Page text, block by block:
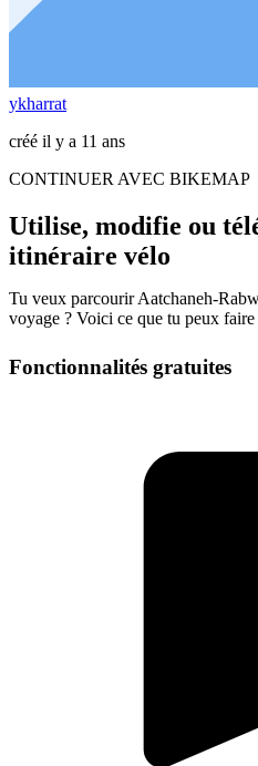
ykharrat
créé il y a 11 ans
CONTINUER AVEC BIKEMAP
Utilise, modifie ou
itinéraire vélo
Tu veux parcourir Aatchaneh-
voyage ? Voici ce que tu peux
Fonctionnalités gratuites